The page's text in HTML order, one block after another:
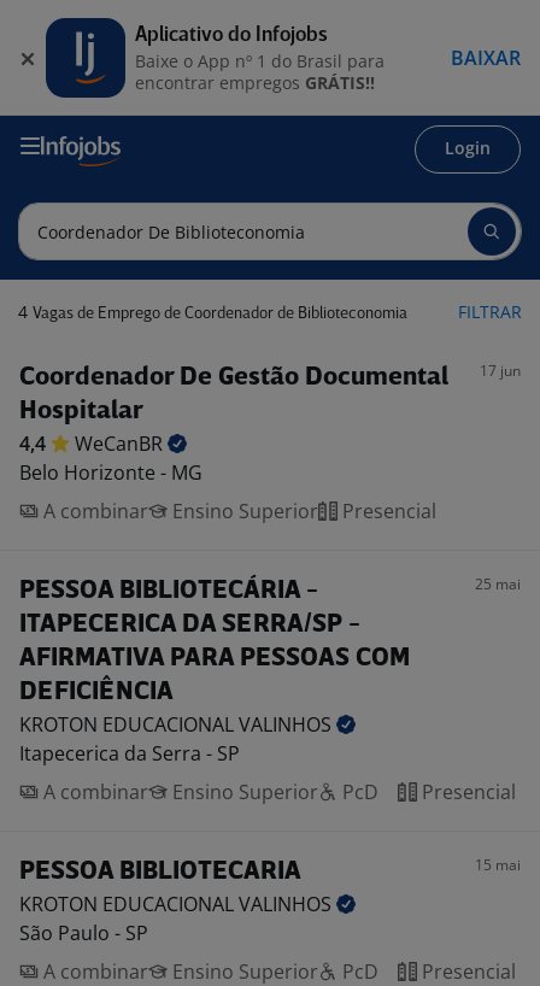
Login
4 Vagas de Emprego de Coordenador de Biblioteconomia FILTRAR
Coordenador De Gestão Documental
Hospitalar
17 jun
4,4
WeCanBR
Belo Horizonte - MG
A combinar
Ensino Superior Presencial
PESSOA BIBLIOTECÁRIA -
ITAPECERICA DA SERRA/SP -
AFIRMATIVA PARA PESSOAS COM
DEFICIÊNCIA
25 mai
KROTON EDUCACIONALVALINHOS
Itapecerica da Serra - SP
A combinar
Ensino Superior PcD Presencial
PESSOA BIBLIOTECARIA 15 mai
KROTON EDUCACIONALVALINHOS
São Paulo - SP
A combinar
Ensino Superior PcD Presencial
Aplicativo do Infojobs
Baixe o App nº 1 do Brasil para
encontrar empregos GRÁTIS!!
BAIXAR